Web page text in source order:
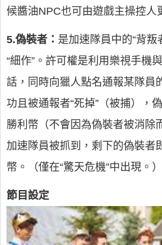
候醬油NPC也可由遊戲主操控人
5.偽裝者： 是加速隊員中的“背叛
“細作”。許可權是利用樂視手機
話，同時向獵人點名通報某隊員
功且被通報者“死掉”（被捕），
勝利幣（不會因為偽裝者被消除
加速隊員被抓到，剩下的偽裝者
幣。（僅在“驚天危機”中出現。）
節目設定